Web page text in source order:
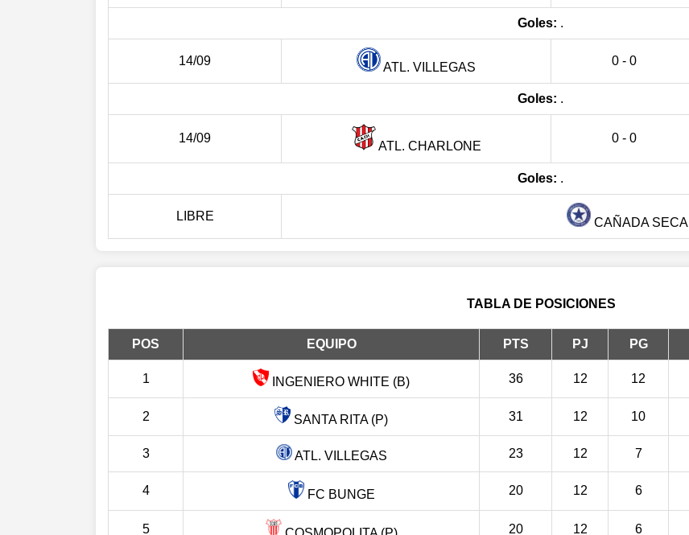
Goles: .
14/09 ATL. VILLEGAS 0 - 0
Goles: .
14/09
ATL. CHARLONE
0 - 0
Goles: .
LIBRE CAÑADA SECA
TABLA DE POSICIONES
POS EQUIPO PTS PJ PG
1 INGENIERO WHITE (B) 36 12 12
2 SANTA RITA (P) 31 12 10
3 ATL. VILLEGAS 23 12 7
4 FC BUNGE 20 12 6
5 20 12 6